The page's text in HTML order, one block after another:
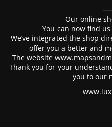
Our online
You can now find
We’ve integrated the shop
offer you a better and
The website
Thank you for your
you to our